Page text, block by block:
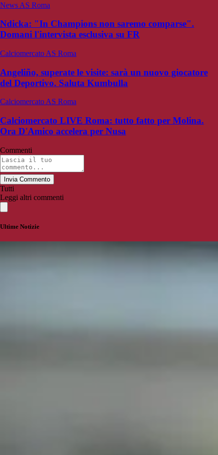
News AS Roma
Ndicka: "In Champions non saremo comparse".
Domani l'intervista esclusiva su FR
Calciomercato AS Roma
Angeliño, superate le visite: sarà un nuovo giocatore
del Deportivo. Saluta Kumbulla
Calciomercato AS Roma
Calciomercato LIVE Roma: tutto fatto per Molina.
Ora D'Amico accelera per Nusa
Commenti
Invia Commento
Tutti
Leggi altri commenti
Ultime Notizie